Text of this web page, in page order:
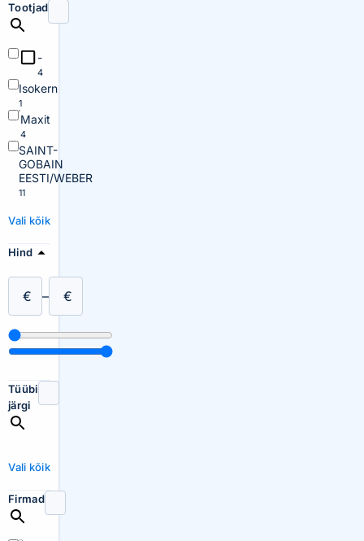
Tootjad
-
4
Isokern
1
Maxit
4
SAINT-
GOBAIN
EESTI/WEBER
11
Vali kõik
Hind
€ – €
Tüübi
järgi
Vali kõik
Firmad